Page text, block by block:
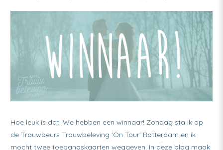
kaarten
Hoe leuk is dat! We hebben een winnaar! Zondag sta ik op
de Trouwbeurs Trouwbeleving ‘On Tour’ Rotterdam en ik
mocht twee toegangskaarten weggeven. In deze blog maak